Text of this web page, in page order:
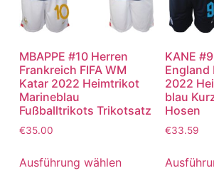
MBAPPE #10 Herren
Frankreich FIFA WM
Katar 2022 Heimtrikot
Marineblau
Fußballtrikots Trikotsatz
€35.00
Ausführung wählen
KANE
England
2022
blau
Hosen
€33.59